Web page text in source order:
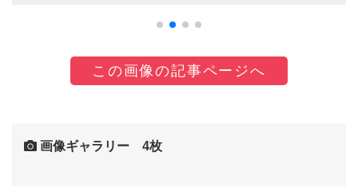
この画像の記事ページへ
画像ギャラリー 4枚